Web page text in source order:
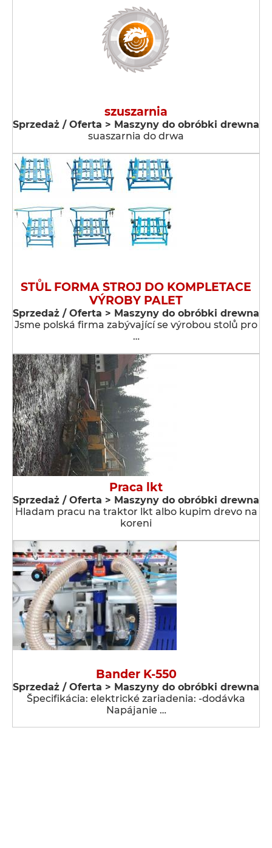
szuszarnia
Sprzedaż / Oferta > Maszyny do obróbki drewna
suaszarnia do drwa
STŮL FORMA STROJ DO KOMPLETACE
VÝROBY PALET
Sprzedaż / Oferta > Maszyny do obróbki drewna
Jsme polská firma zabývající se výrobou stolů pro
…
Praca lkt
Sprzedaż / Oferta > Maszyny do obróbki drewna
Hladam pracu na traktor lkt albo kupim drevo na
koreni
Bander K-550
Sprzedaż / Oferta > Maszyny do obróbki drewna
Špecifikácia: elektrické zariadenia: -dodávka
Napájanie …